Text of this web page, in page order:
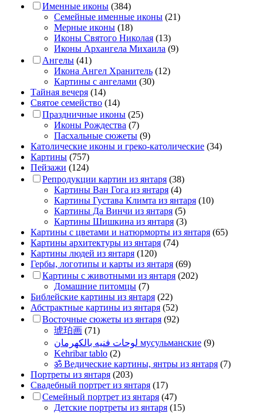
Именные иконы (384)
Семейные именные иконы (21)
Мерные иконы (18)
Иконы Святого Николая (13)
Иконы Архангела Михаила (9)
Ангелы (41)
Икона Ангел Хранитель (12)
Картины с ангелами (30)
Тайная вечеря (14)
Святое семейство (14)
Праздничные иконы (25)
Иконы Рождества (7)
Пасхальные сюжеты (9)
Католические иконы и греко-католические (34)
Картины (757)
Пейзажи (124)
Репродукции картин из янтаря (38)
Картины Ван Гога из янтаря (4)
Картины Густава Климта из янтаря (10)
Картины Да Винчи из янтаря (5)
Картины Шишкина из янтаря (3)
Картины с цветами и натюрморты из янтаря (65)
Картины архитектуры из янтаря (74)
Картины людей из янтаря (120)
Гербы, логотипы и карты из янтаря (69)
Картины с животными из янтаря (202)
Домашние питомцы (7)
Библейские картины из янтаря (22)
Абстрактные картины из янтаря (52)
Восточные сюжеты из янтаря (92)
琥珀画 (71)
لوحات فنيه بالكهرمان мусульманские (9)
Kehribar tablo (2)
ॐ Ведические картины, янтры из янтаря (7)
Портреты из янтаря (203)
Свадебный портрет из янтаря (17)
Семейный портрет из янтаря (47)
Детские портреты из янтаря (15)